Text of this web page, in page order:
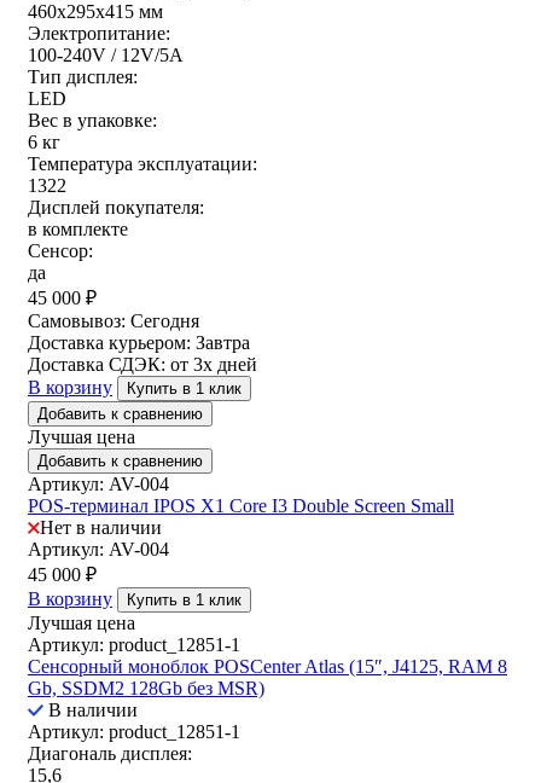
460x295x415 мм
Электропитание:
100-240V / 12V/5A
Тип дисплея:
LED
Вес в упаковке:
6 кг
Температура эксплуатации:
1322
Дисплей покупателя:
в комплекте
Сенсор:
да
45 000 ₽
Самовывоз: Сегодня
Доставка курьером: Завтра
Доставка СДЭК: от 3х дней
В корзину
Купить в 1 клик
Добавить к сравнению
Лучшая цена
Добавить к сравнению
Артикул: AV-004
POS-терминал IPOS X1 Core I3 Double Screen Small
Нет в наличии
Артикул: AV-004
45 000 ₽
В корзину
Купить в 1 клик
Лучшая цена
Артикул: product_12851-1
Сенсорный моноблок POSCenter Atlas (15″, J4125, RAM 8
Gb, SSDM2 128Gb без MSR)
В наличии
Артикул: product_12851-1
Диагональ дисплея:
15,6